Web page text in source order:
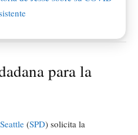
para la
(SPD) solicita la